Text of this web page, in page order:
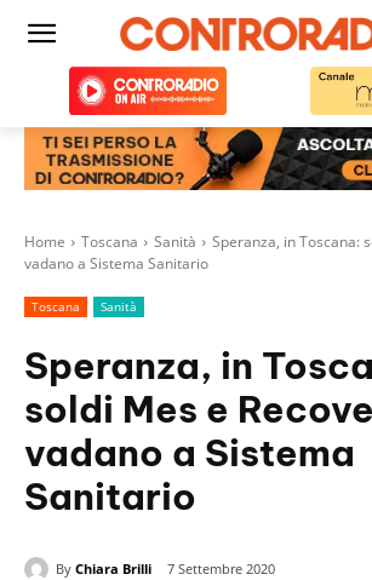
Home Toscana Sanità
Speranza, in Toscana:
vadano a Sistema Sanitario
Toscana Sanità
Speranza, in
soldi Mes e
vadano a Sistema
Sanitario
By Chiara Brilli 7 Settembre 2020